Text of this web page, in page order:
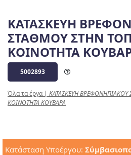
ΚΑΤΑΣΚΕΥΗ
ΣΤΑΘΜΟΥ ΣΤΗΝ
ΚΟΙΝΟΤΗΤΑ
5002893
Όλα τα έργα| ΚΑΤΑΣΚΕΥΗ
ΚΟΙΝΟΤΗΤΑ ΚΟΥΒΑΡΑ
Κατάσταση Υποέργου: